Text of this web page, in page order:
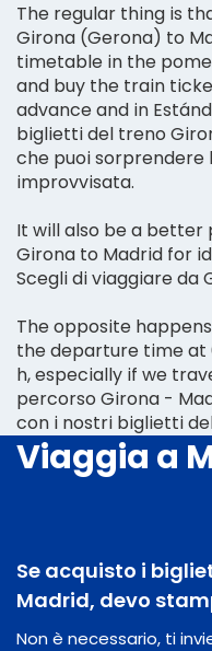
The regular thing is
Girona (Gerona) to
timetable in the
and buy the train
advance and in
biglietti del treno
che puoi sorprendere
improvvisata.
It will also be a
Girona to Madrid for
Scegli di viaggiare da
The opposite
the departure time at
h, especially if we
percorso Girona -
con i nostri biglietti
Viaggia a
Se acquisto i
Madrid, devo
Non è necessario, ti